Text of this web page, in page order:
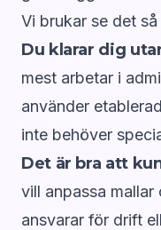
Vi brukar se det så
Du klarar dig
mest arbetar i
använder
inte behöver
Det är bra att
vill anpassa
ansvarar för drift